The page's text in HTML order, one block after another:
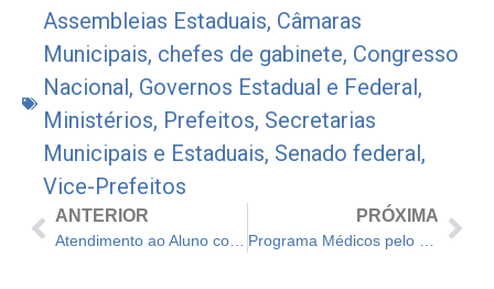
Assembleias Estaduais, Câmaras
Municipais, chefes de gabinete, Congresso
Nacional, Governos Estadual e Federal,
Ministérios, Prefeitos, Secretarias
Municipais e Estaduais, Senado federal,
Vice-Prefeitos
ANTERIOR
Atendimento ao Aluno com Necessidade Alimentar Especial: Um ato de inclusão
PRÓXIMA
Programa Médicos pelo Brasil – Regras para os Municípios